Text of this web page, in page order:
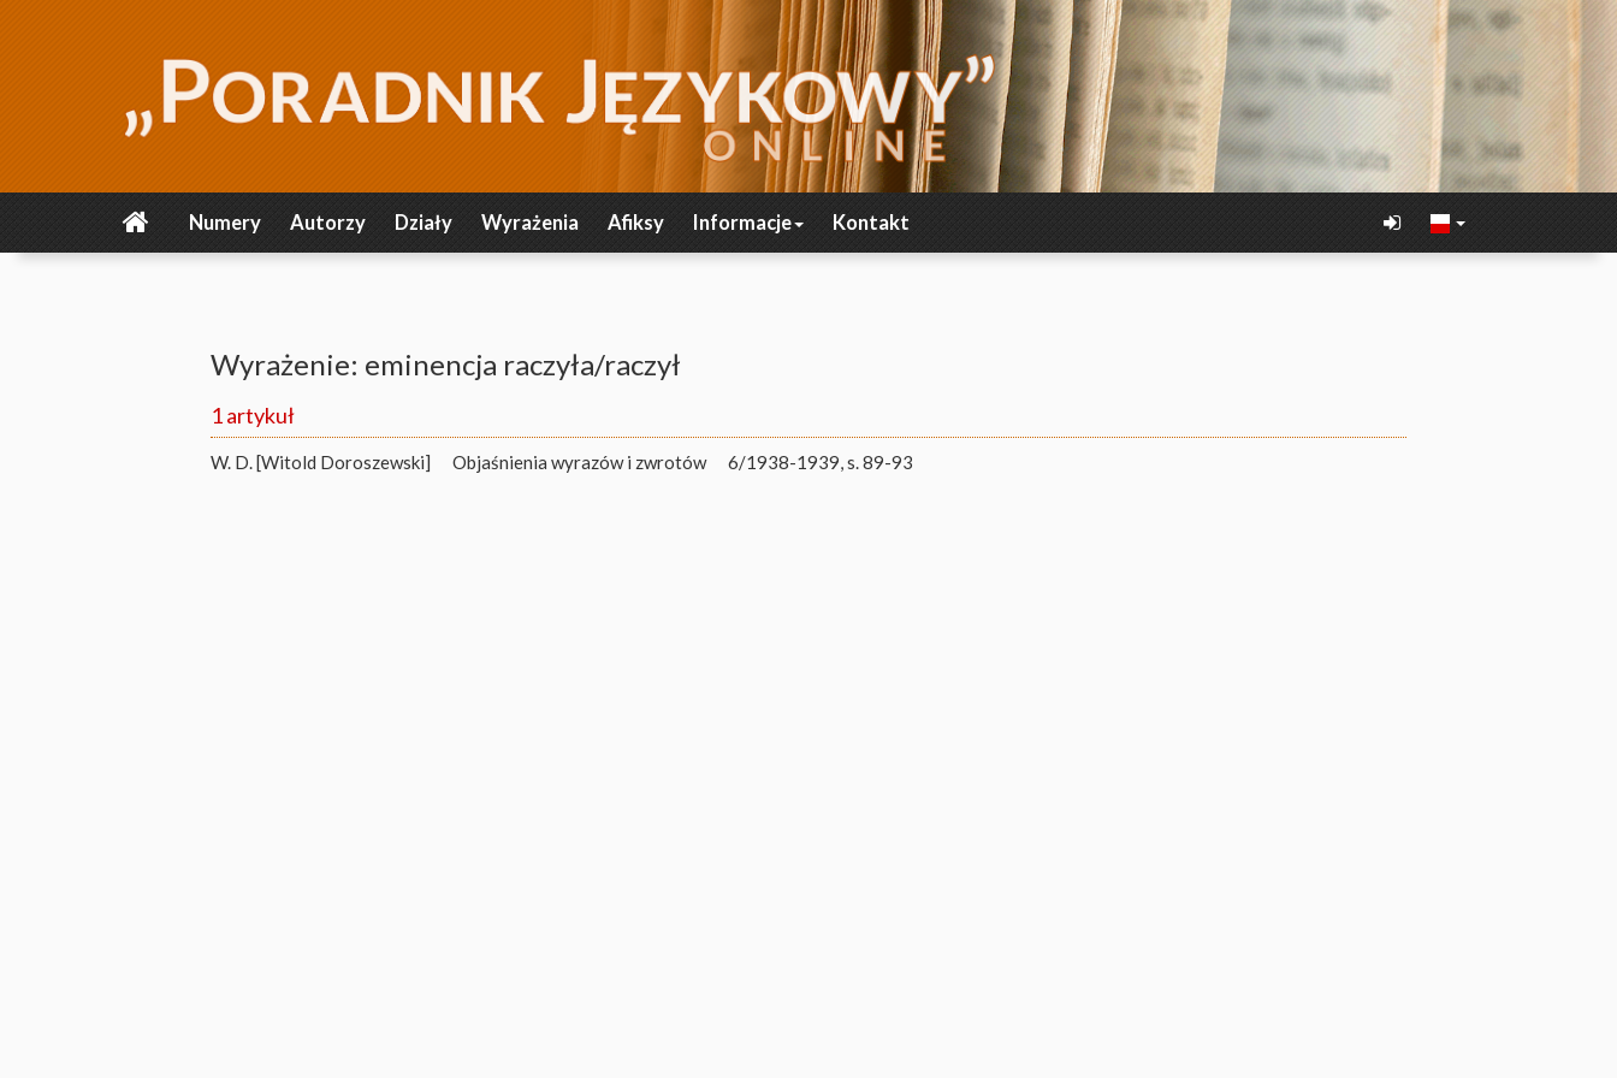
Numery Autorzy Działy Wyrażenia Afiksy Informacje Kontakt
Wyrażenie: eminencja raczyła/raczył
1 artykuł
W. D. [Witold Doroszewski] Objaśnienia wyrazów i zwrotów 6/1938-1939, s. 89-93